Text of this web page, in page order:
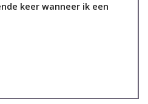
keer wanneer ik een